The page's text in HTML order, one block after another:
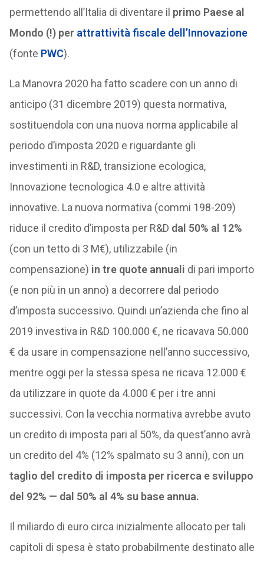
permettendo all’Italia di diventare il primo Paese al
Mondo (!) per attrattività fiscale dell’Innovazione
(fonte PWC).
La Manovra 2020 ha fatto scadere con un anno di
anticipo (31 dicembre 2019) questa normativa,
sostituendola con una nuova norma applicabile al
periodo d’imposta 2020 e riguardante gli
investimenti in R&D, transizione ecologica,
Innovazione tecnologica 4.0 e altre attività
innovative. La nuova normativa (commi 198-209)
riduce il credito d’imposta per R&D dal 50% al 12%
(con un tetto di 3 M€), utilizzabile (in
compensazione) in tre quote annuali di pari importo
(e non più in un anno) a decorrere dal periodo
d’imposta successivo. Quindi un’azienda che fino al
2019 investiva in R&D 100.000 €, ne ricavava 50.000
€ da usare in compensazione nell’anno successivo,
mentre oggi per la stessa spesa ne ricava 12.000 €
da utilizzare in quote da 4.000 € per i tre anni
successivi. Con la vecchia normativa avrebbe avuto
un credito di imposta pari al 50%, da quest’anno avrà
un credito del 4% (12% spalmato su 3 anni), con un
taglio del credito di imposta per ricerca e sviluppo
del 92% — dal 50% al 4% su base annua.
Il miliardo di euro circa inizialmente allocato per tali
capitoli di spesa è stato probabilmente destinato alle